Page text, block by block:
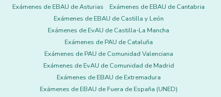
Exámenes de EBAU de Asturias
Exámenes de EBAU de Cantabria
Exámenes de EBAU de Castilla y León
Exámenes de EvAU de Castilla-La Mancha
Exámenes de PAU de Cataluña
Exámenes de PAU de Comunidad Valenciana
Exámenes de EvAU de Comunidad de Madrid
Exámenes de EBAU de Extremadura
Exámenes de EBAU de Fuera de España (UNED)